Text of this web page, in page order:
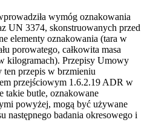
wymóg oznakowania
UN 3374, skonstruowanych przed
elementy oznakowania (tara w
porowatego, całkowita masa
kilogramach). Przepisy Umowy
przepis w brzmieniu
przejściowym 1.6.2.19 ADR w
takie butle, oznakowane
powyżej, mogą być używane
następnego badania okresowego i